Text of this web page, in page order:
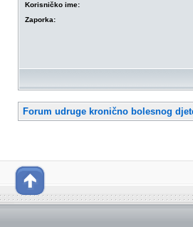
Korisničko ime:
Zaporka:
Forum udruge kronično bolesnog